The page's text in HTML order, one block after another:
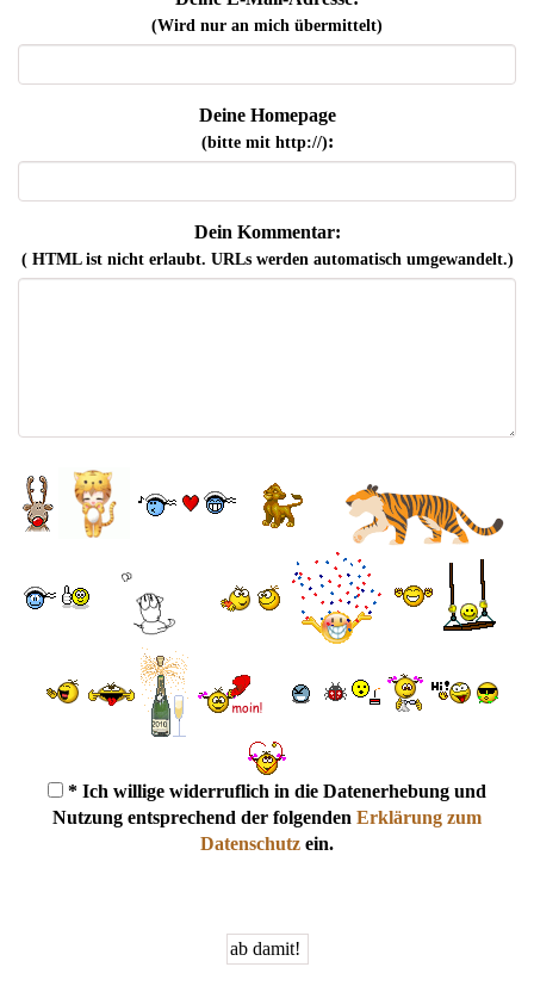
(Wird nur an mich übermittelt)
Deine Homepage
(bitte mit http://):
Dein Kommentar:
( HTML ist nichterlaubt. URLs werden automatisch umgewandelt.)
* Ich willige widerruflich in die Datenerhebung und
Nutzung entsprechend der folgenden Erklärung zum
Datenschutz ein.